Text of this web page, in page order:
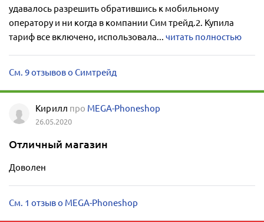
удавалось разрешить обратившись к мобильному
оператору и ни когда в компании Сим трейд.2. Купила
тариф все включено, использовала... читать полностью
См. 9 отзывов о Симтрейд
Кирилл про MEGA-Phoneshop
26.05.2020
Отличный магазин
Доволен
См. 1 отзыв о MEGA-Phoneshop